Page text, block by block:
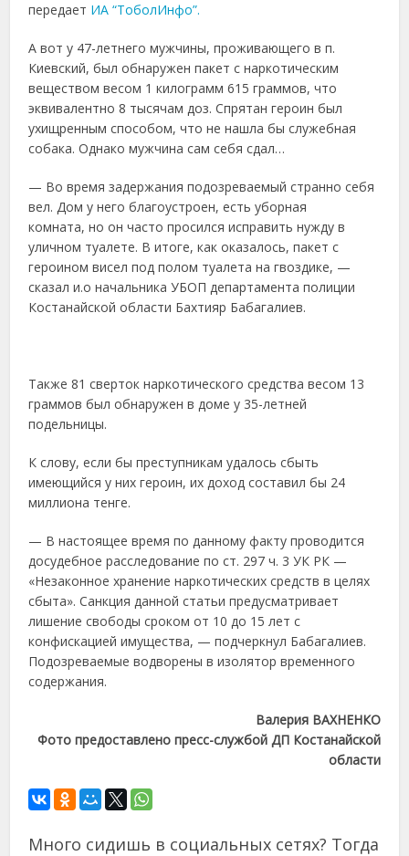
передает ИА “ТоболИнфо”.
А вот у 47-летнего мужчины, проживающего в п.
Киевский, был обнаружен пакет с наркотическим
веществом весом 1 килограмм 615 граммов, что
эквивалентно 8 тысячам доз. Спрятан героин был
ухищренным способом, что не нашла бы служебная
собака. Однако мужчина сам себя сдал…
— Во время задержания подозреваемый странно себя
вел. Дом у него благоустроен, есть уборная
комната, но он часто просился исправить нужду в
уличном туалете. В итоге, как оказалось, пакет с
героином висел под полом туалета на гвоздике, —
сказал и.о начальника УБОП департамента полиции
Костанайской области Бахтияр Бабагалиев.
Также 81 сверток наркотического средства весом 13
граммов был обнаружен в доме у 35-летней
подельницы.
К слову, если бы преступникам удалось сбыть
имеющийся у них героин, их доход составил бы 24
миллиона тенге.
— В настоящее время по данному факту проводится
досудебное расследование по ст. 297 ч. 3 УК РК —
«Незаконное хранение наркотических средств в целях
сбыта». Санкция данной статьи предусматривает
лишение свободы сроком от 10 до 15 лет с
конфискацией имущества, — подчеркнул Бабагалиев.
Подозреваемые водворены в изолятор временного
содержания.
Валерия ВАХНЕНКО
Фото предоставлено пресс-службой ДП Костанайской
области
Много сидишь в социальных сетях? Тогда